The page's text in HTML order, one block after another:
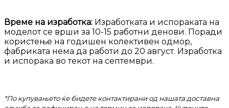
Време на изработка: Изработката и испораката на
моделот се врши за 10-15 работни денови. Поради
користење на годишен колективен одмор,
фабриката нема да работи до 20 август. Изработка
и испорака во текот на септември.
*По купувањето ќе бидете контактирани од нашата доставна